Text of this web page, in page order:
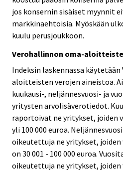
jos konsernin sisäiset myynnit
markkinaehtoisia. Myöskään
kuulu perusjoukkoon.
Verohallinnon oma-
Indeksin laskennassa
aloitteisten verojen aineistoa.
kuukausi-, neljännesvuosi- ja
yritysten arvolisäverotiedot.
raportoivat ne yritykset, joiden
yli 100 000 euroa.
oikeutettuja ne yritykset,
on 30 001 - 100 000 euroa.
oikeutettuja ne yritykset,